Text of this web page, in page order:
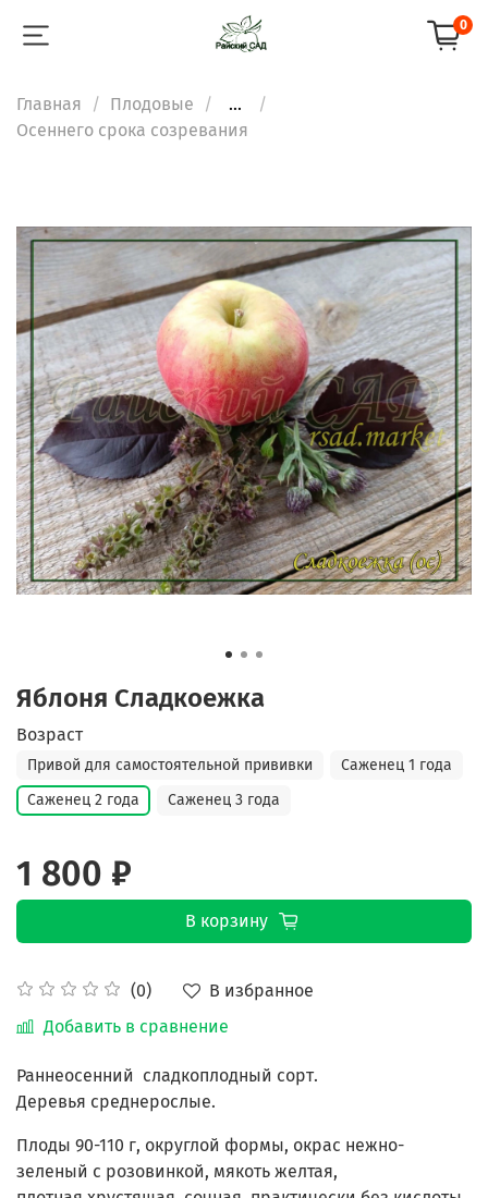
0
Главная Плодовые
...
Осеннего срока созревания
Яблоня Сладкоежка
(0)
В избранное
Добавить в сравнение
Возраст
Привой для самостоятельной прививки
Саженец 1 года
Саженец 2 года
Саженец 3 года
1 800 ₽
В корзину
Раннеосенний сладкоплодный сорт.
Деревья среднерослые.
Плоды 90-110 г, округлой формы, окрас нежно-
зеленый с розовинкой, мякоть желтая,